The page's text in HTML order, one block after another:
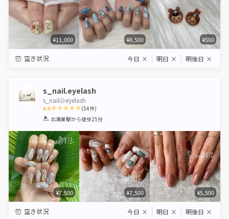
¥11,000 ¥8,500 ¥500
空き状況 今日 × 明日 × 明後日 ×
s_nail.eyelash
s_nail🐚eyelash
4.9
1 2 3 4 5
(54件)
北鴻巣駅から徒歩25分
¥7,500 ¥7,500 ¥5,500
空き状況 今日 × 明日 × 明後日 ×